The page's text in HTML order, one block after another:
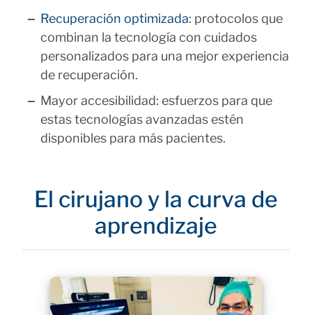
Recuperación optimizada: protocolos que
combinan la tecnología con cuidados
personalizados para una mejor experiencia
de recuperación.
Mayor accesibilidad: esfuerzos para que
estas tecnologías avanzadas estén
disponibles para más pacientes.
El cirujano y la curva de
aprendizaje